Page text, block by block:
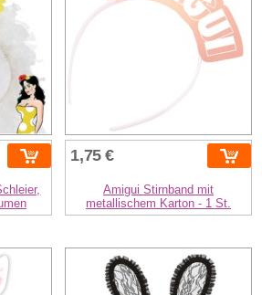
1,75 €
Amigui Stirnband mit
metallischem Karton - 1 St.